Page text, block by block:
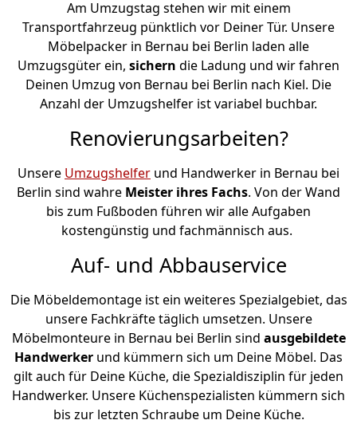
Am Umzugstag stehen wir mit einem
Transportfahrzeug pünktlich vor Deiner Tür. Unsere
Möbelpacker in Bernau bei Berlin laden alle
Umzugsgüter ein, sichern die Ladung und wir fahren
Deinen Umzug von Bernau bei Berlin nach Kiel. Die
Anzahl der Umzugshelfer ist variabel buchbar.
Renovierungsarbeiten?
Unsere Umzugshelfer und Handwerker in Bernau bei
Berlin sind wahre Meister ihres Fachs. Von der Wand
bis zum Fußboden führen wir alle Aufgaben
kostengünstig und fachmännisch aus.
Auf- und Abbauservice
Die Möbeldemontage ist ein weiteres Spezialgebiet, das
unsere Fachkräfte täglich umsetzen. Unsere
Möbelmonteure in Bernau bei Berlin sind ausgebildete
Handwerker und kümmern sich um Deine Möbel. Das
gilt auch für Deine Küche, die Spezialdisziplin für jeden
Handwerker. Unsere Küchenspezialisten kümmern sich
bis zur letzten Schraube um Deine Küche.